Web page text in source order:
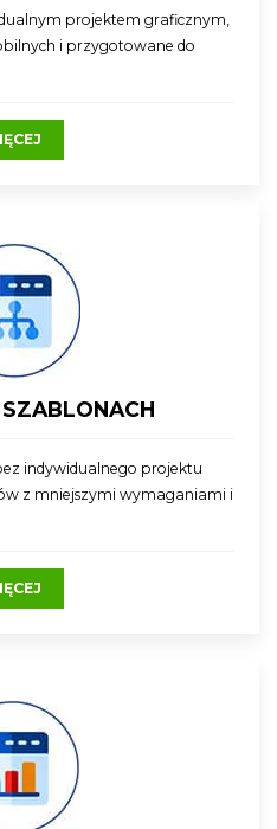
projektem graficznym,
i przygotowane do
indywidualnego projektu
z mniejszymi wymaganiami i